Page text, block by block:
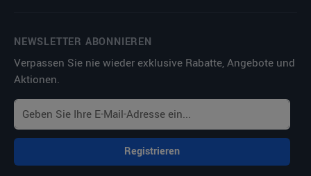
NEWSLETTER ABONNIEREN
Verpassen Sie nie wieder exklusive Rabatte, Angebote und
Aktionen.
Registrieren